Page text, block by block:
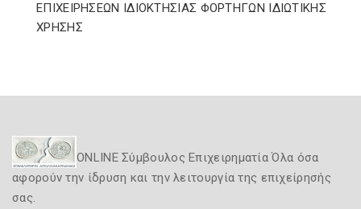
ΕΠΙΧΕΙΡΗΣΕΩΝ ΙΔΙΟΚΤΗΣΙΑΣ ΦΟΡΤΗΓΩΝ ΙΔΙΩΤΙΚΗΣ
ΧΡΗΣΗΣ
ONLINE Σύμβουλος Επιχειρηματία Όλα όσα
αφορούν την ίδρυση και την λειτουργία της επιχείρησής
σας.